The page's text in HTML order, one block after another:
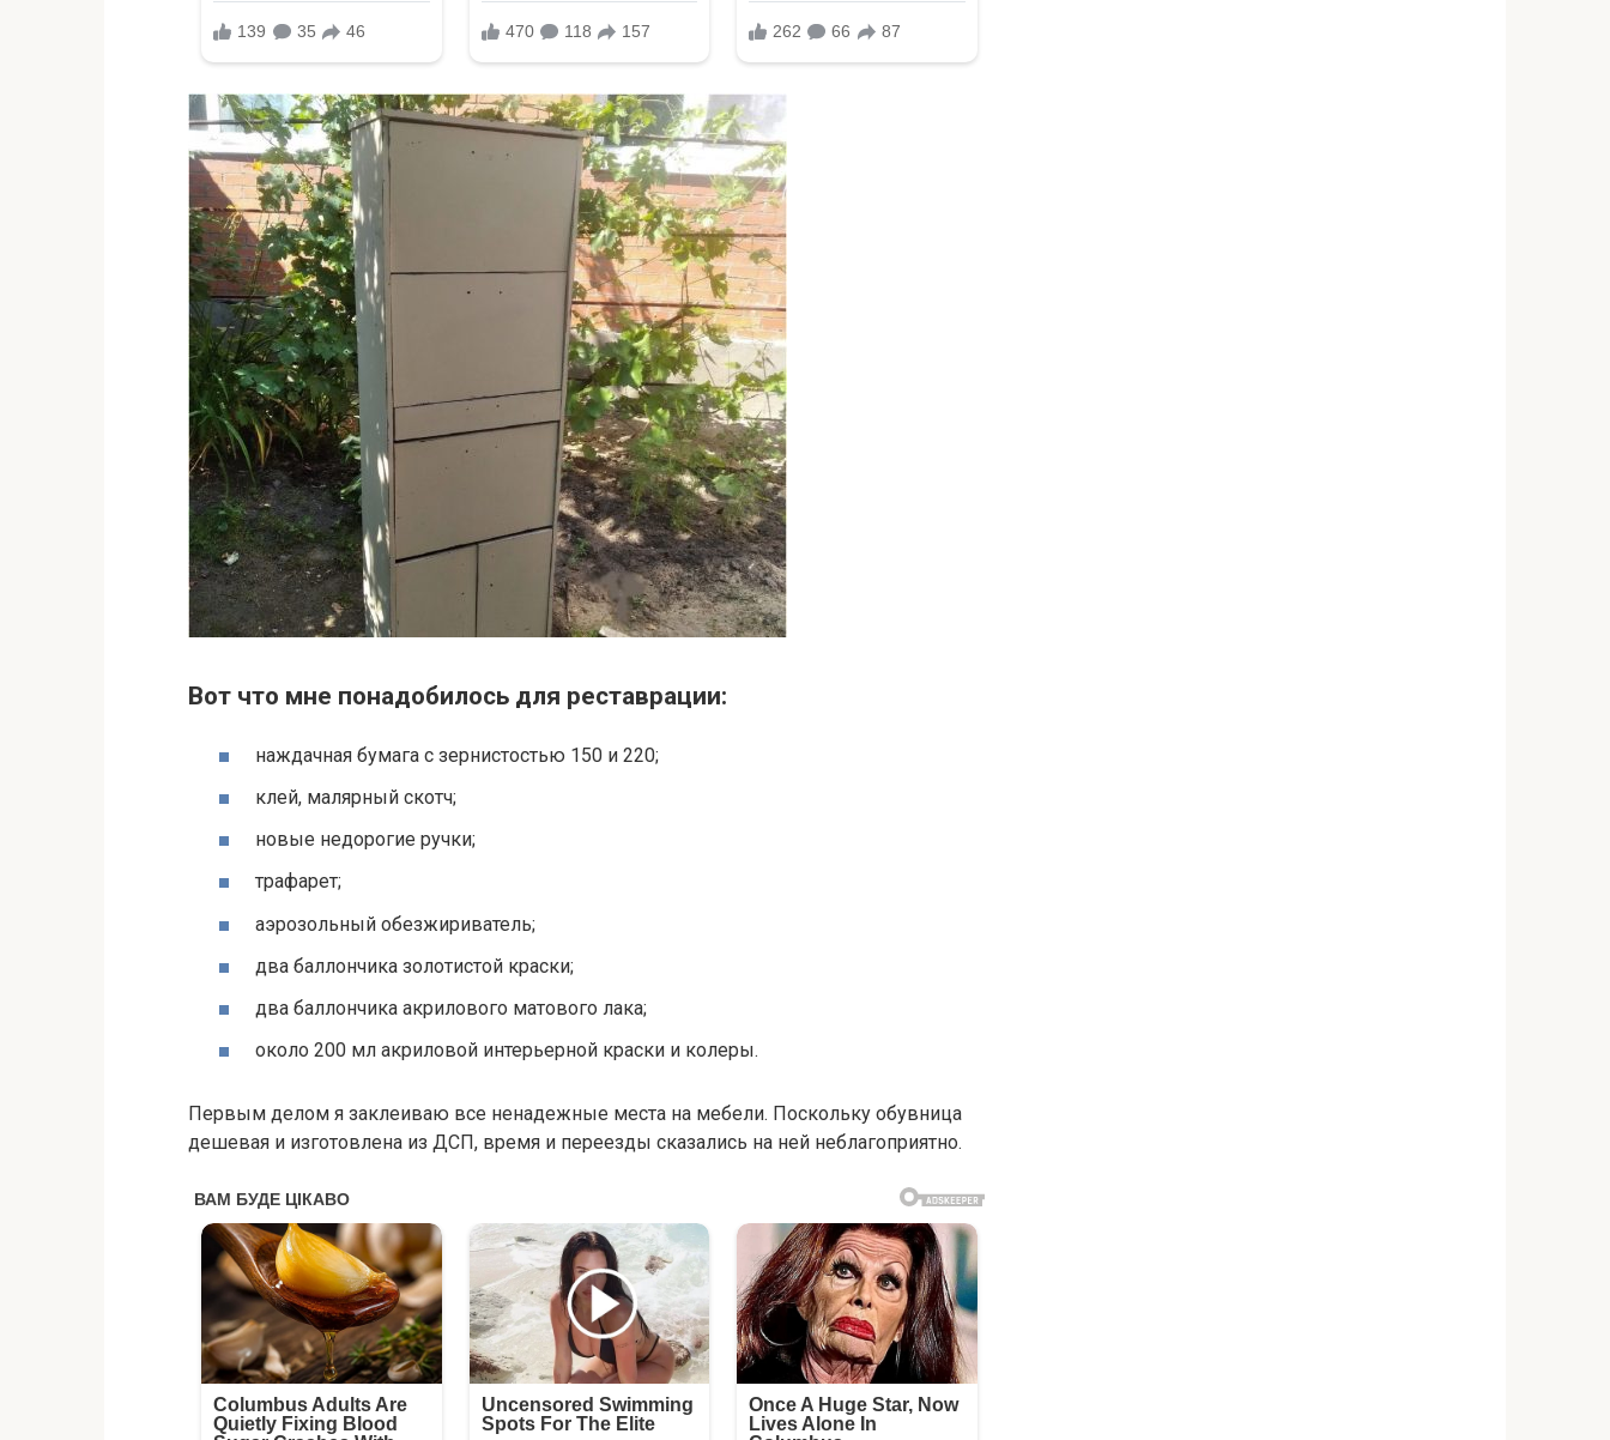
Вот что мне понадобилось для реставрации:
наждачная бумага с зернистостью 150 и 220;
клей, малярный скотч;
новые недорогие ручки;
трафарет;
аэрозольный обезжириватель;
два баллончика золотистой краски;
два баллончика акрилового матового лака;
около 200 мл акриловой интерьерной краски и колеры.
Первым делом я заклеиваю все ненадежные места на мебели. Поскольку обувница
дешевая и изготовлена из ДСП, время и переезды сказались на ней неблагоприятно.